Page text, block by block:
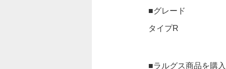
■グレード
タイプR
■ラルグス商品を購